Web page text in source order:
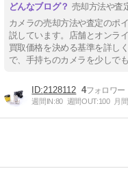
売却方法や査
カメラの売却方法や査定のポ
説しています。店舗とオンラ
買取価格を決める基準を詳し
で、手持ちのカメラを少しで
2128112 4
週間IN:80 週間OUT:100 月